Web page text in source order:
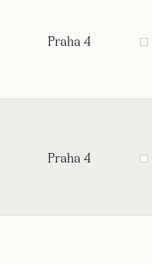
Praha 4
Praha 4